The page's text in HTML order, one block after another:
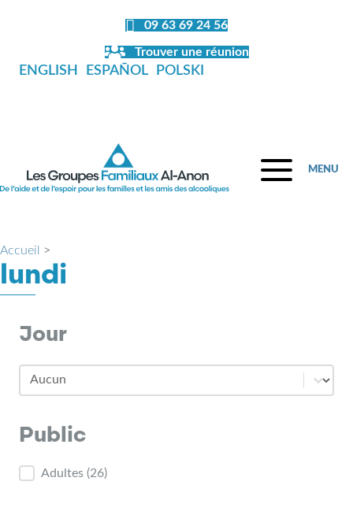
09 63 69 24 56
Trouver une réunion
ENGLISH ESPAÑOL POLSKI
MENU
Accueil >
lundi
Jour
Jour
Jour
Public
Public
Adultes (26)